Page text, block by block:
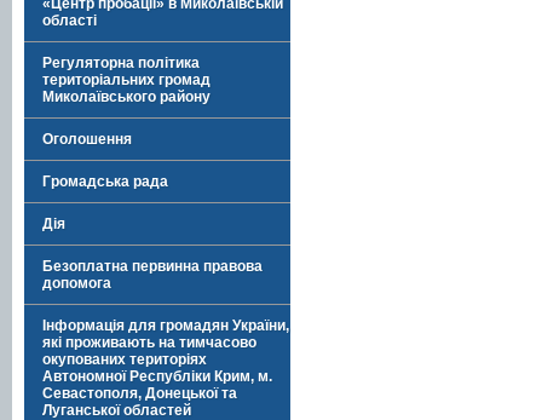
«Центр пробації» в Миколаївській
області
Регуляторна політика
територіальних громад
Миколаївського району
Оголошення
Громадська рада
Дія
Безоплатна первинна правова
допомога
Інформація для громадян України,
які проживають на тимчасово
окупованих територіях
Автономної Республіки Крим, м.
Севастополя, Донецької та
Луганської областей